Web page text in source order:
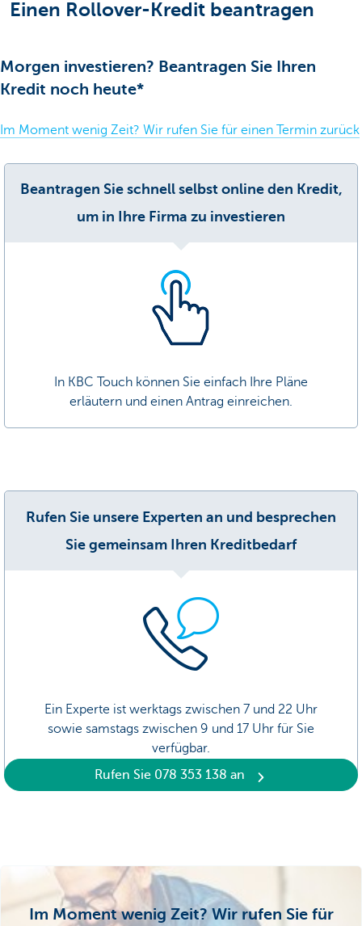
Einen Rollover-Kredit beantragen
Morgen investieren? Beantragen Sie Ihren
Kredit noch heute*
Im Moment wenig Zeit? Wir rufen Sie für einen Termin zurück
Beantragen Sie schnell selbst online den Kredit,
um in Ihre Firma zu investieren
In KBC Touch können Sie einfach Ihre Pläne
erläutern und einen Antrag einreichen.
Rufen Sie unsere Experten an und besprechen
Sie gemeinsam Ihren Kreditbedarf
Ein Experte ist werktags zwischen 7 und 22 Uhr
sowie samstags zwischen 9 und 17 Uhr für Sie
verfügbar.
Rufen Sie 078 353 138 an
Im Moment wenig Zeit? Wir rufen Sie für